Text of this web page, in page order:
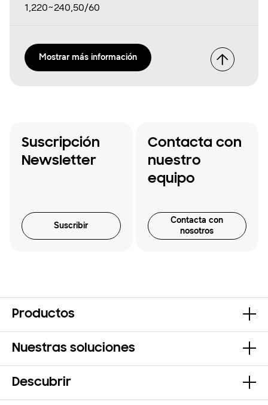
1,220~240,50/60
Mostrar más información
Suscripción
Newsletter
Suscribir
Contacta con
nuestro
equipo
Contacta con
nosotros
Productos
Nuestras soluciones
Descubrir